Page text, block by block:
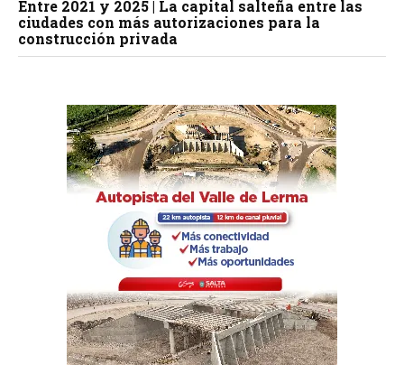
Entre 2021 y 2025 | La capital salteña entre las
ciudades con más autorizaciones para la
construcción privada